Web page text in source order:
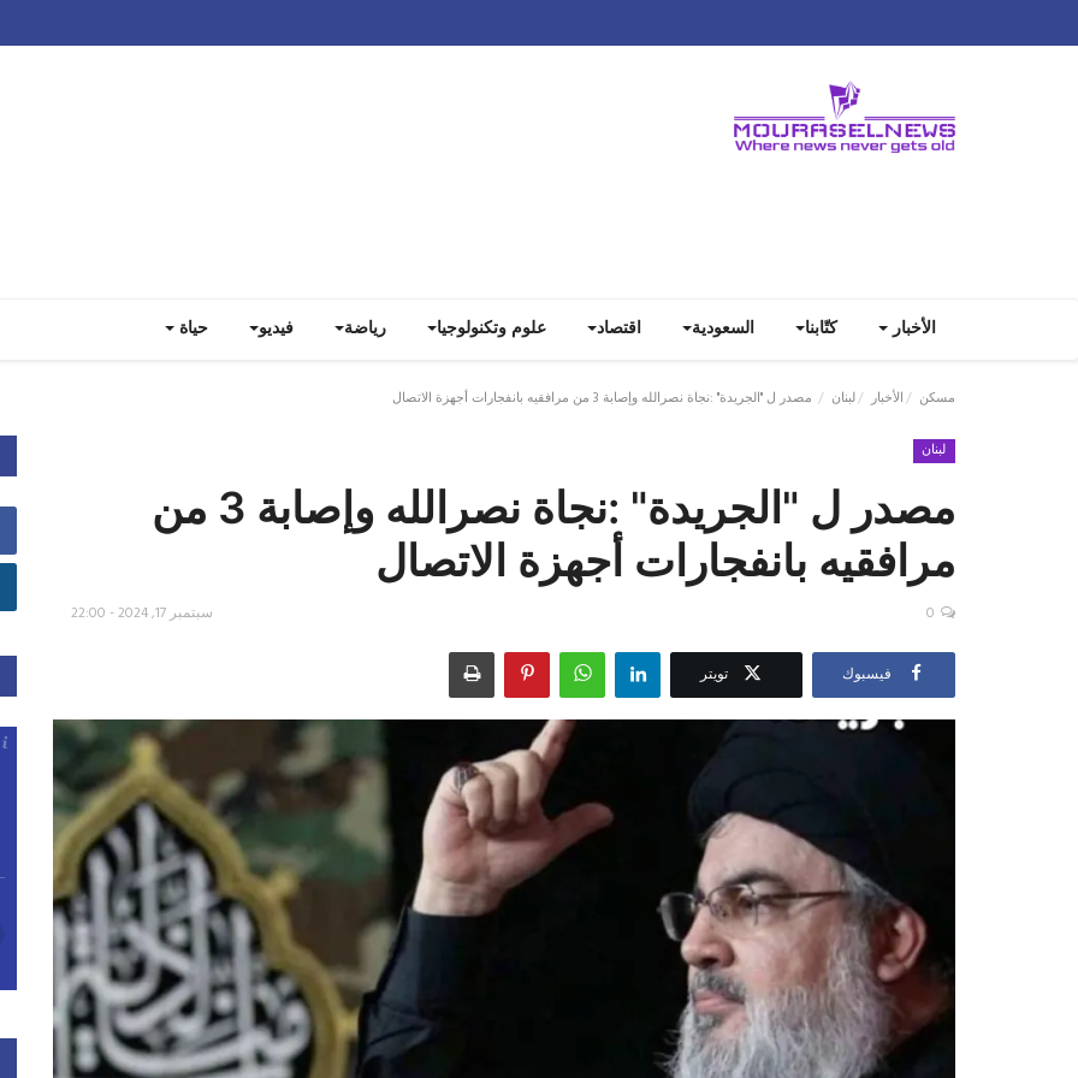
الأخبار كتّابنا السعودية اقتصاد علوم وتكنولوجيا رياضة فيديو حياة
مسكن الأخبار لبنان مصدر ل "الجريدة" :نجاة نصرالله وإصابة 3 من مرافقيه بانفجارات أجهزة الاتصال
لبنان
مصدر ل "الجريدة" :نجاة نصرالله وإصابة 3 من
مرافقيه بانفجارات أجهزة الاتصال
سبتمبر 17, 2024 - 22:00 0
فيسبوك تويتر